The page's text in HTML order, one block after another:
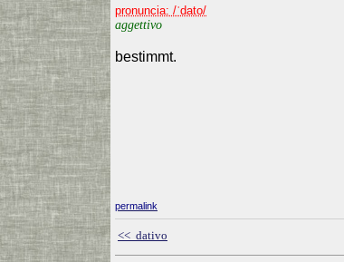
pronuncia: /ˈdato/
aggettivo
bestimmt.
permalink
<< dativo